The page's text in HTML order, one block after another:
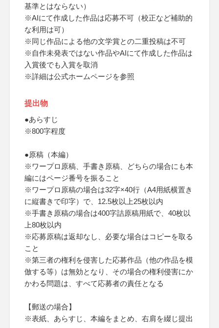
基準とはならない）
※AIにて作成した作品は応募不可（校正など補助的
な利用は可）
※同じ作品による他の文学賞との二重投稿は不可
※自作未発表ではない作品やAIにて作成した作品は
入賞後でも入賞を取消
※詳細は公式ホームページを参照
提出物
●あらすじ
※800字程度
●原稿（本編）
※ワープロ原稿、手書き原稿、どちらの場合にも本
編にはページ番号を振ること
※ワープロ原稿の場合は32字×40行（A4用紙横置き
に縦書きで印字）で、12.5枚以上25枚以内
※手書き原稿の場合は400字詰原稿用紙で、40枚以
上80枚以内
※応募原稿は返却なし、必要な場合はコピーを取る
こと
※第三者の権利を侵害した応募作品（他の作品を模
倣する等）は無効となり、その場合の権利侵害にか
かわる問題は、すべて応募者の責任となる
【郵送の場合】
※表紙、あらすじ、本編をまとめ、右肩を綴じ提出